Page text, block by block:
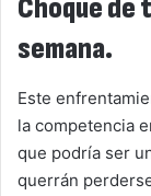
Choque de
semana.
Este
la competencia
que podría ser
querrán